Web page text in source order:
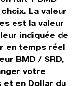
La valeur
est la valeur
indiquée de
en temps réel
BMD / SRD,
votre
et en Dollar du